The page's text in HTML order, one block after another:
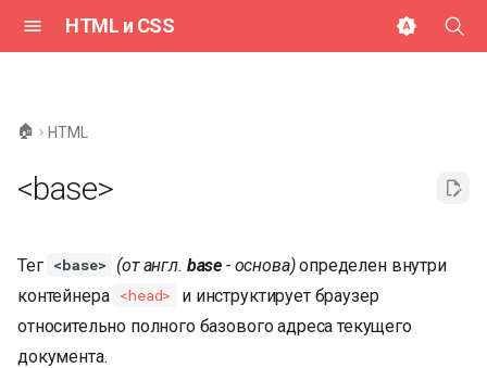
HTML и CSS
ц
л
🏠 HTML
<base>
Тег <base> (от англ. base - основа)определен внутри
контейнера <head>
и инструктирует браузер
относительно полного базового адреса текущего
документа.